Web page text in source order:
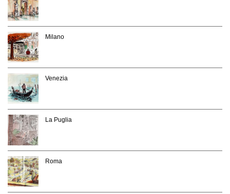
Milano
Venezia
La Puglia
Roma